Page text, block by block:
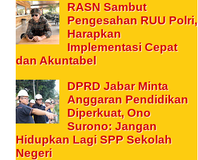
RASN Sambut
Pengesahan RUU Polri,
Harapkan
Implementasi Cepat
dan Akuntabel
DPRD Jabar Minta
Anggaran Pendidikan
Diperkuat, Ono
Surono: Jangan
Hidupkan Lagi SPP Sekolah
Negeri